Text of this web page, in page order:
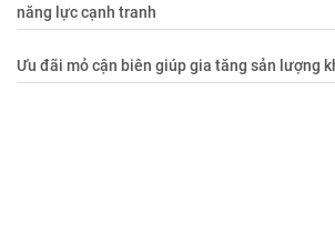
năng lực cạnh tranh
Ưu đãi mỏ cận biên giúp gia tăng sản lượng